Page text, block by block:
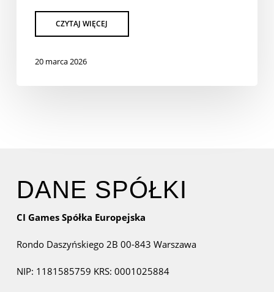
20 marca 2026
DANE SPÓŁKI
CI Games Spółka Europejska
Rondo Daszyńskiego 2B 00-843 Warszawa
NIP: 1181585759 KRS: 0001025884